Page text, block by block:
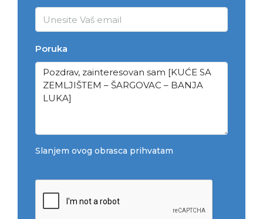
Poruka
Slanjem ovog obrasca prihvatam